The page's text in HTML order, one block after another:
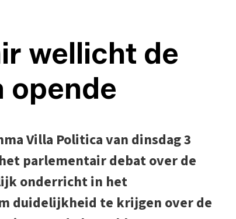
wellicht de
opende
Villa Politica van dinsdag 3
parlementair debat over de
onderricht in het
duidelijkheid te krijgen over de